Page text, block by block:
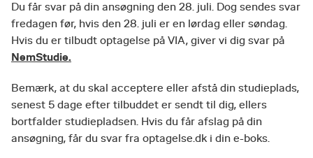
Du får svar på din ansøgning den 28. juli. Dog sendes svar
fredagen før, hvis den 28. juli er en lørdag eller søndag.
Hvis du er tilbudt optagelse på VIA, giver vi dig svar på
NemStudie.
Bemærk, at du skal acceptere eller afstå din studieplads,
senest 5 dage efter tilbuddet er sendt til dig, ellers
bortfalder studiepladsen. Hvis du får afslag på din
ansøgning, får du svar fra optagelse.dk i din e-boks.